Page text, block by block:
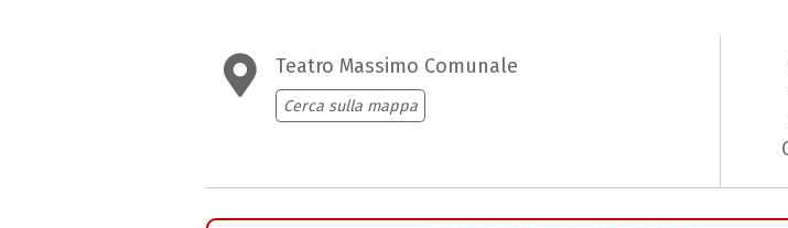
Teatro Massimo Comunale
Cerca sulla mappa